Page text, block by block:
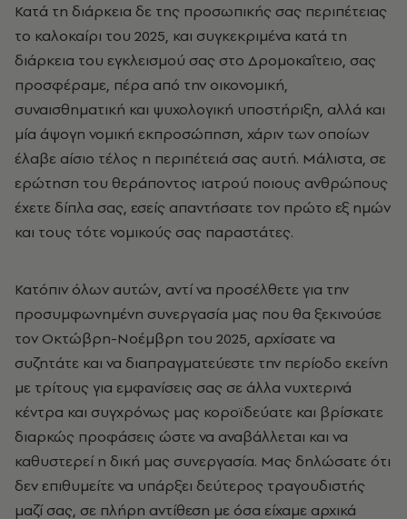
Κατά τη διάρκεια δε της προσωπικής σας περιπέτειας
το καλοκαίρι του 2025, και συγκεκριμένα κατά τη
διάρκεια του εγκλεισμού σας στο Δρομοκαΐτειο, σας
προσφέραμε, πέρα από την οικονομική,
συναισθηματική και ψυχολογική υποστήριξη, αλλά και
μία άψογη νομική εκπροσώπηση, χάριν των οποίων
έλαβε αίσιο τέλος η περιπέτειά σας αυτή. Μάλιστα, σε
ερώτηση του θεράποντος ιατρού ποιους ανθρώπους
έχετε δίπλα σας, εσείς απαντήσατε τον πρώτο εξ ημών
και τους τότε νομικούς σας παραστάτες.
Κατόπιν όλων αυτών, αντί να προσέλθετε για την
προσυμφωνημένη συνεργασία μας που θα ξεκινούσε
τον Οκτώβρη-Νοέμβρη του 2025, αρχίσατε να
συζητάτε και να διαπραγματεύεστε την περίοδο εκείνη
με τρίτους για εμφανίσεις σας σε άλλα νυχτερινά
κέντρα και συγχρόνως μας κοροϊδεύατε και βρίσκατε
διαρκώς προφάσεις ώστε να αναβάλλεται και να
καθυστερεί η δική μας συνεργασία. Μας δηλώσατε ότι
δεν επιθυμείτε να υπάρξει δεύτερος τραγουδιστής
μαζί σας, σε πλήρη αντίθεση με όσα είχαμε αρχικά